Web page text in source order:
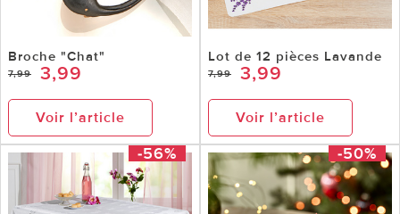
Broche "Chat"
7,99 3,99
Voir l’article
Lot de 12 pièces Lavande
7,99 3,99
Voir l’article
-56% -50%